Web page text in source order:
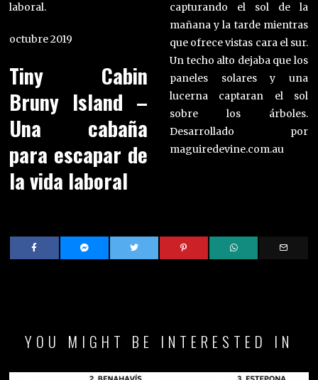
laboral.
octubre 2019
Tiny Cabin
Bruny Island –
Una cabaña
para escapar de
la vida laboral
capturando el sol de la
mañana y la tarde mientras
que ofrece vistas cara el sur.
Un techo alto dejaba que los
paneles solares y una
lucerna captaran el sol
sobre los árboles.
Desarrollado por
maguiredevine.com.au
YOU MIGHT BE INTERESTED IN